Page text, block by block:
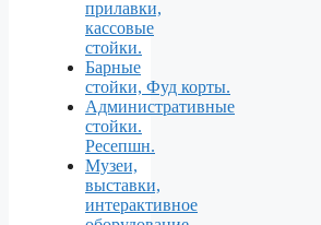
прилавки,
кассовые
стойки.
Барные
стойки, Фуд корты.
Aдминистративные
стойки.
Ресепшн.
Музеи,
выставки,
интерактивное